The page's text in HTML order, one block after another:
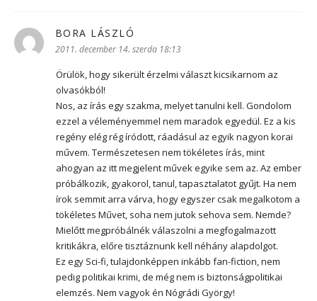
BORA LÁSZLÓ
2011. december 14. szerda 18:13
Örülök, hogy sikerült érzelmi választ kicsikarnom az
olvasókból!
Nos, az írás egy szakma, melyet tanulni kell. Gondolom
ezzel a véleményemmel nem maradok egyedül. Ez a kis
regény elég rég íródott, ráadásul az egyik nagyon korai
művem. Természetesen nem tökéletes írás, mint
ahogyan az itt megjelent művek egyike sem az. Az ember
próbálkozik, gyakorol, tanul, tapasztalatot gyűjt. Ha nem
írok semmit arra várva, hogy egyszer csak megalkotom a
tökéletes Művet, soha nem jutok sehova sem. Nemde?
Mielőtt megpróbálnék válaszolni a megfogalmazott
kritikákra, előre tisztáznunk kell néhány alapdolgot.
Ez egy Sci-fi, tulajdonképpen inkább fan-fiction, nem
pedig politikai krimi, de még nem is biztonságpolitikai
elemzés. Nem vagyok én Nógrádi György!